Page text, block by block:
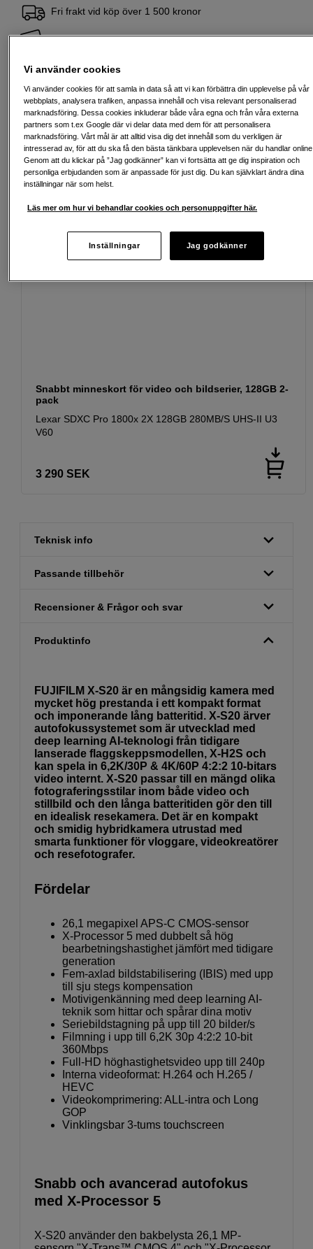
Fri frakt vid köp över 1 500 kronor
Köp nu och betala inom 30 dagar
Personlig service och expertrådgivning
Passande tillbehör Se fler tillbehör
Snabbt minneskort för video och bildserier, 128GB 2-
pack
Lexar SDXC Pro 1800x 2X 128GB 280MB/S UHS-II U3
V60
3 290 SEK
Teknisk info
Passande tillbehör
Recensioner & Frågor och svar
Produktinfo
FUJIFILM X-S20 är en mångsidig kamera med
mycket hög prestanda i ett kompakt format
och imponerande lång batteritid. X-S20 ärver
autofokussystemet som är utvecklad med
deep learning AI-teknologi från tidigare
lanserade flaggskeppsmodellen, X-H2S och
kan spela in 6,2K/30P & 4K/60P 4:2:2 10-bitars
video internt. X-S20 passar till en mängd olika
fotograferingsstilar inom både video och
stillbild och den långa batteritiden gör den till
en idealisk resekamera. Det är en kompakt
och smidig hybridkamera utrustad med
smarta funktioner för vloggare, videokreatörer
och resefotografer.
Fördelar
26,1 megapixel APS-C CMOS-sensor
X-Processor 5 med dubbelt så hög
bearbetningshastighet jämfört med tidigare
generation
Fem-axlad bildstabilisering (IBIS) med upp
till sju stegs kompensation
Motivigenkänning med deep learning AI-
teknik som hittar och spårar dina motiv
Seriebildstagning på upp till 20 bilder/s
Filmning i upp till 6,2K 30p 4:2:2 10-bit
360Mbps
Full-HD höghastighetsvideo upp till 240p
Interna videoformat: H.264 och H.265 /
HEVC
Videokomprimering: ALL-intra och Long
GOP
Vinklingsbar 3-tums touchscreen
Snabb och avancerad autofokus
med X-Processor 5
X-S20 använder den bakbelysta 26,1 MP-
Vi använder cookies
Vi använder cookies för att samla in data så att vi kan förbättra din upplevelse på vår
webbplats, analysera trafiken, anpassa innehåll och visa relevant personaliserad
marknadsföring. Dessa cookies inkluderar både våra egna och från våra externa
partners som t.ex Google där vi delar data med dem för att personalisera
marknadsföring. Vårt mål är att alltid visa dig det innehåll som du verkligen är
intresserad av, för att du ska få den bästa tänkbara upplevelsen när du handlar
Genom att du klickar på ”Jag godkänner” kan vi fortsätta att ge dig inspiration och
personliga erbjudanden som är anpassade för just dig. Du kan självklart ändra dina
inställningar när som helst.
Läs mer om hur vi behandlar cookies och personuppgifter här.
Inställningar Jag godkänner